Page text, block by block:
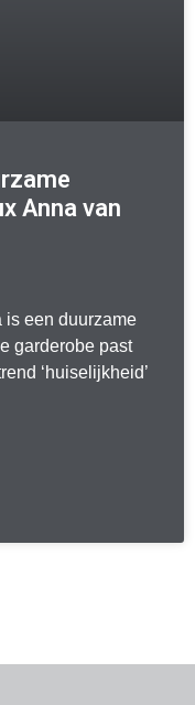
Anna van
is een duurzame
garderobe past
‘huiselijkheid’